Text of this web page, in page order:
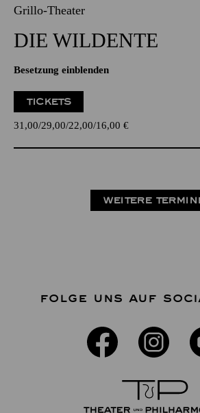
Grillo-Theater
DIE WILDENTE
Besetzung einblenden
TICKETS
31,00 29,00 22,00 16,00 €
WEITERE
FOLGE UNS AUF